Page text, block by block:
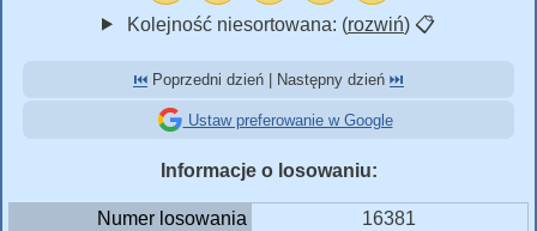
Kolejność niesortowana: (rozwiń) 📋
⏮️ Poprzedni dzień | Następny dzień ⏭️
Ustaw preferowanie w Google
Informacje o losowaniu:
Numer losowania
16381